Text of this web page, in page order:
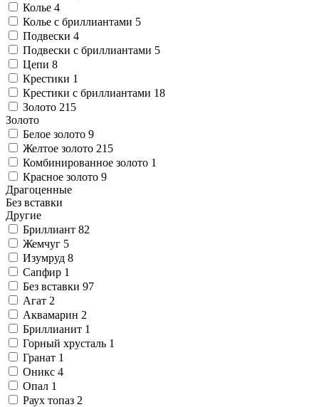
Колье 4
Колье с бриллиантами 5
Подвески 4
Подвески с бриллиантами 5
Цепи 8
Крестики 1
Крестики с бриллиантами 18
Золото 215
Золото
Белое золото 9
Желтое золото 215
Комбинированное золото 1
Красное золото 9
Драгоценные
Без вставки
Другие
Бриллиант 82
Жемчуг 5
Изумруд 8
Сапфир 1
Без вставки 97
Агат 2
Аквамарин 2
Бриллианит 1
Горный хрусталь 1
Гранат 1
Оникс 4
Опал 1
Раух топаз 2